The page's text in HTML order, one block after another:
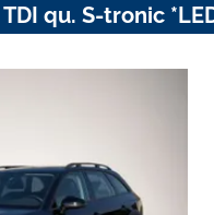
qu. S-tronic